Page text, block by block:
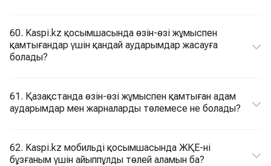
60. Kaspi.kz қосымшасында өзін-өзі жұмыспен
қамтығандар үшін қандай аударымдар жасауға
болады?
61. Қазақстанда өзін-өзі жұмыспен қамтыған адам
аударымдар мен жарналарды төлемесе не болады?
62. Kaspi.kz мобильді қосымшасында ЖҚЕ-ні
бұзғаным үшін айыппұлды төлей аламын ба?